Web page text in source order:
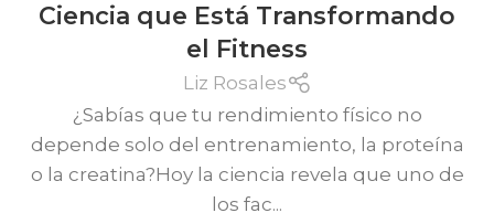
Ciencia que Está Transformando
el Fitness
Liz Rosales
¿Sabías que tu rendimiento físico no
depende solo del entrenamiento, la proteína
o la creatina?Hoy la ciencia revela que uno de
los fac...